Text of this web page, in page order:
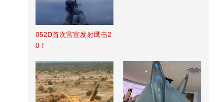
052D首次官宣发射鹰击2
0！